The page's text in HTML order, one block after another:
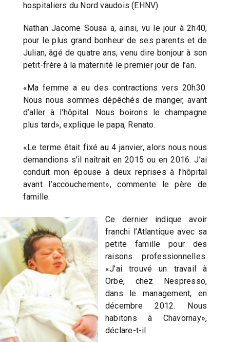
hospitaliers du Nord vaudois (EHNV).
Nathan Jacome Sousa a, ainsi, vu le jour à 2h40,
pour le plus grand bonheur de ses parents et de
Julian, âgé de quatre ans, venu dire bonjour à son
petit-frère à la maternité le premier jour de l’an.
«Ma femme a eu des contractions vers 20h30.
Nous nous sommes dépêchés de manger, avant
d’aller à l’hôpital. Nous boirons le champagne
plus tard», explique le papa, Renato.
«Le terme était fixé au 4 janvier, alors nous nous
demandions s’il naîtrait en 2015 ou en 2016. J’ai
conduit mon épouse à deux reprises à l’hôpital
avant l’accouchement», commente le père de
famille.
Ce dernier indique avoir
franchi l’Atlantique avec sa
petite famille pour des
raisons professionnelles.
«J’ai trouvé un travail à
Orbe, chez Nespresso,
dans le management, en
décembre 2012. Nous
habitons à Chavornay»,
déclare-t-il.